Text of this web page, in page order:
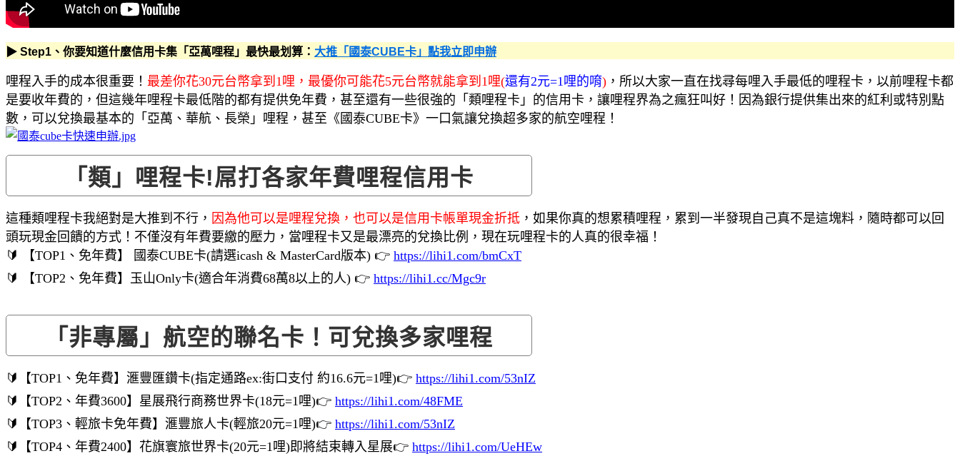
▶ Step1、你要知道什麼信用卡集「亞萬哩程」最快最划算： 大推「國泰CUBE卡」點我立即申辦
哩程入手的成本很重要！ 最差你花30元台幣拿到1哩，最優你可能花5元台幣就能拿到1哩(還有2元=1哩的唷) ，所以大家一直在找尋每哩入手最低的哩程卡，以前哩程卡都
是要收年費的，但這幾年哩程卡最低階的都有提供免年費，甚至還有一些很強的「類哩程卡」的信用卡，讓哩程界為之瘋狂叫好！因為銀行提供集出來的紅利或特別點
數，可以兌換最基本的「亞萬、華航、長榮」哩程，甚至《國泰CUBE卡》一口氣讓兌換超多家的航空哩程！
「類」哩程卡!屌打各家年費哩程信用卡
這種類哩程卡我絕對是大推到不行， 因為他可以是哩程兌換，也可以是信用卡帳單現金折抵 ，如果你真的想累積哩程，累到一半發現自己真不是這塊料，隨時都可以回
頭玩現金回饋的方式！不僅沒有年費要繳的壓力，當哩程卡又是最漂亮的兌換比例，現在玩哩程卡的人真的很幸福！
🔰 【TOP1、免年費】 國泰CUBE卡(請選icash & MasterCard版本) 👉 https://lihi1.com/bmCxT
🔰 【TOP2、免年費】玉山Only卡(適合年消費68萬8以上的人) 👉 https://lihi1.cc/Mgc9r
「非專屬」航空的聯名卡！可兌換多家哩程
🔰【TOP1、免年費】滙豐匯鑽卡(指定通路ex:街口支付 約16.6元=1哩)👉 https://lihi1.com/53nIZ
🔰【TOP2、年費3600】星展飛行商務世界卡(18元=1哩)👉 https://lihi1.com/48FME
🔰【TOP3、輕旅卡免年費】滙豐旅人卡(輕旅20元=1哩)👉 https://lihi1.com/53nIZ
🔰【TOP4、年費2400】花旗寰旅世界卡(20元=1哩)即將結束轉入星展👉 https://lihi1.com/UeHEw